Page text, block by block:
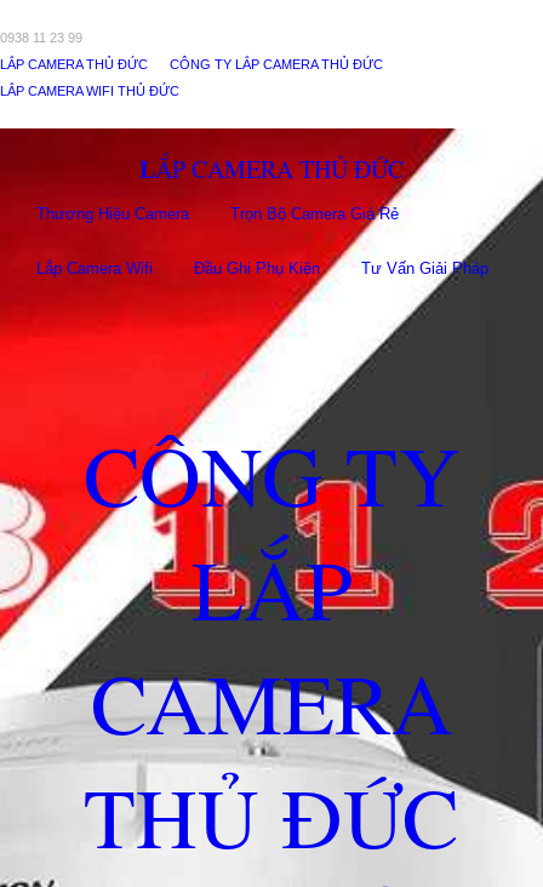
0938 11 23 99
LẮP CAMERA THỦ ĐỨC
CÔNG TY LẮP CAMERA THỦ ĐỨC
LẮP CAMERA WIFI THỦ ĐỨC
LẮP CAMERA THỦ ĐỨC
Thương Hiệu Camera Trọn Bộ Camera Giá Rẻ
Lắp Camera Wifi Đầu Ghi Phụ Kiên Tư Vấn Giải Pháp
CÔNG TY
LẮP
CAMERA
THỦ ĐỨC